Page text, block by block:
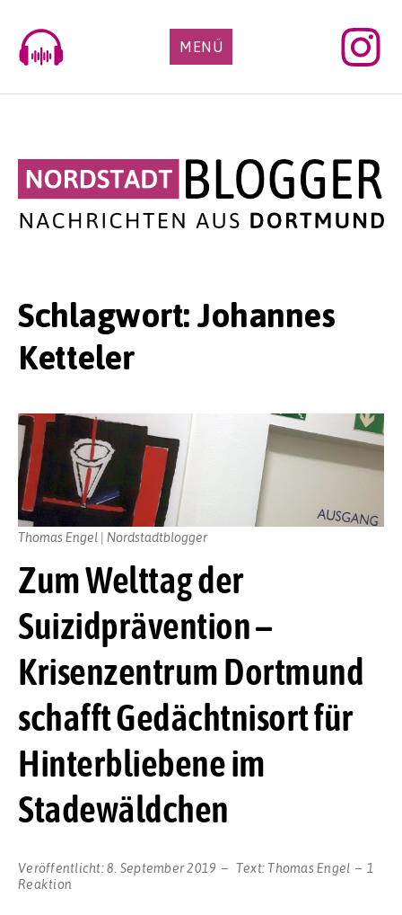
content
MENÜ
Schlagwort:Johannes
Ketteler
Zum Welttag der
Suizidprävention –
Krisenzentrum Dortmund
schafft Gedächtnisort für
Hinterbliebene im
Stadewäldchen
Veröffentlicht:8. September 2019 Text:Thomas Engel
1
Reaktion
Thomas Engel | Nordstadtblogger